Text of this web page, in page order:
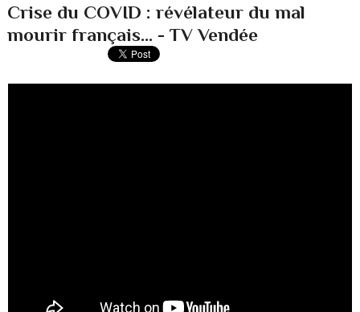
Crise du COVID : révélateur du mal
mourir français... - TV Vendée